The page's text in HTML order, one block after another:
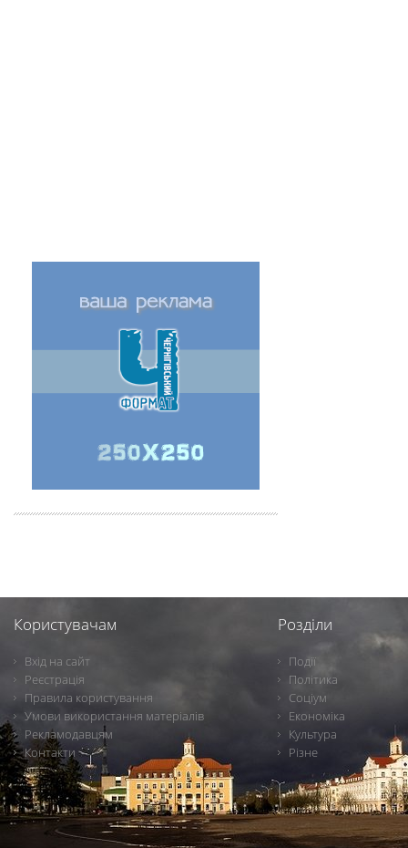
Користувачам
Вхід на сайт
Реєстрація
Правила користування
Умови використання матеріалів
Рекламодавцям
Контакти
Розділи
Події
Політика
Соціум
Економіка
Культура
Різне